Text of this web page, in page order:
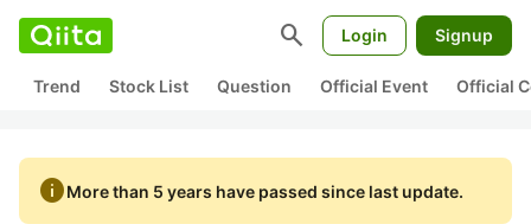
search Login Signup
Trend Stock List Question Official Event Official
infoMore than 5 years have passed since last update.